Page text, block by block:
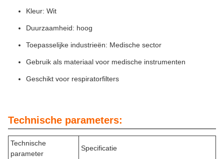
Kleur: Wit
Duurzaamheid: hoog
Toepasselijke industrieën: Medische sector
Gebruik als materiaal voor medische instrumenten
Geschikt voor respiratorfilters
Technische parameters:
Technische
parameter
Specificatie